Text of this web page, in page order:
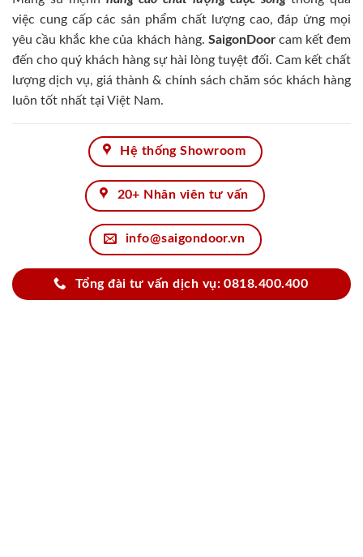
việc cung cấp các sản phẩm chất lượng cao, đáp ứng mọi
yêu cầu khắc khe của khách hàng. SaigonDoorcam kết đem
đến cho quý khách hàng sự hài lòng tuyệt đối. Cam kết chất
lượng dịch vụ, giá thành & chính sách chăm sóc khách hàng
luôn tốt nhất tại Việt Nam.
Hệ thống Showroom
20+ Nhân viên tư vấn
info@saigondoor.vn
Tổng đài tư vấn dịch vụ: 0818.400.400